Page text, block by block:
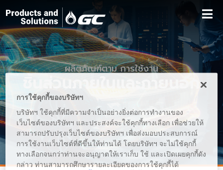
ผลิตภัณฑ์ตาม การใช้งาน
การใช้คุกกี้ของบริษัทฯ
บริษัทฯ ใช้คุกกี้ที่มีความจำเป็นอย่างยิ่งต่อการทำงานของ
เว็บไซต์ของบริษัทฯ และประสงค์จะใช้คุกกี้ทางเลือก เพื่อช่วยให้
สามารถปรับปรุงเว็บไซต์ของบริษัทฯ เพื่อส่งมอบประสบการณ์
การใช้งานเว็บไซต์ที่ดีขึ้นให้ท่านได้ โดยบริษัทฯ จะไม่ใช้คุกกี้
ทางเลือกจนกว่าท่านจะอนุญาตให้เราเก็บ ใช้ และเปิดเผยคุกกี้ดัง
กล่าว ท่านสามารถศึกษารายละเอียดของการใช้คุกกี้ได้